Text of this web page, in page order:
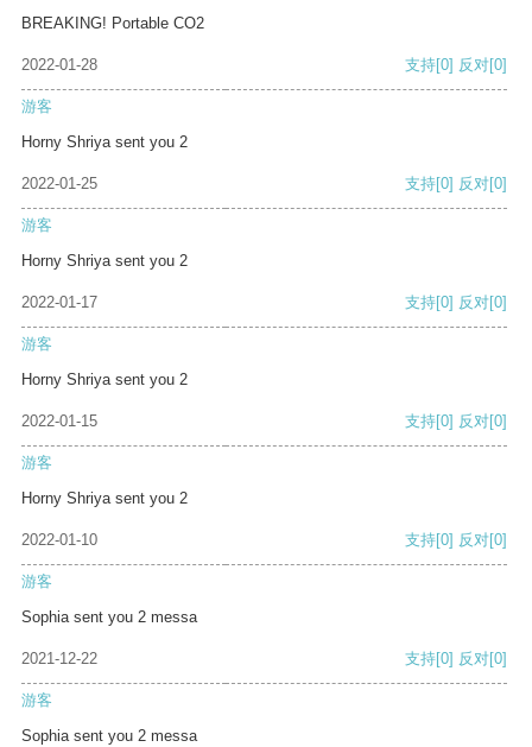
BREAKING! Portable CO2
2022-01-28 支持[0] 反对[0]
游客
Horny Shriya sent you 2
2022-01-25 支持[0] 反对[0]
游客
Horny Shriya sent you 2
2022-01-17 支持[0] 反对[0]
游客
Horny Shriya sent you 2
2022-01-15 支持[0] 反对[0]
游客
Horny Shriya sent you 2
2022-01-10 支持[0] 反对[0]
游客
Sophia sent you 2 messa
2021-12-22 支持[0] 反对[0]
游客
Sophia sent you 2 messa